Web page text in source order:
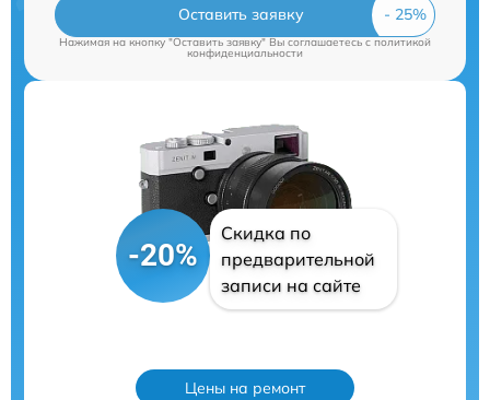
Оставить заявку
Нажимая на кнопку "Оставить заявку" Вы соглашаетесь cполитикой
конфиденциальности
-20%
Скидка по
предварительной
записи на сайте
Цены на ремонт